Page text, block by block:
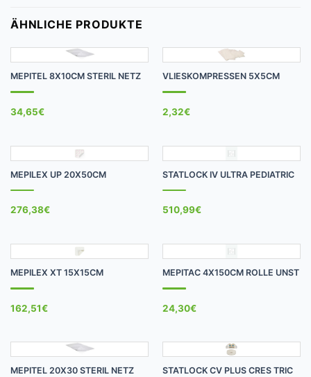
ÄHNLICHE PRODUKTE
MEPITEL 8X10CM STERIL NETZ
34,65€
VLIESKOMPRESSEN 5X5CM
2,32€
MEPILEX UP 20X50CM
276,38€
STATLOCK IV ULTRA PEDIATRIC
510,99€
MEPILEX XT 15X15CM
162,51€
MEPITAC 4X150CM ROLLE UNST
24,30€
MEPITEL 20X30 STERIL NETZ STATLOCK CV PLUS CRES TRIC